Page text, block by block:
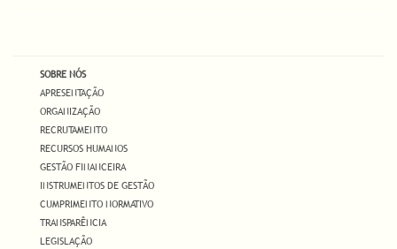
SOBRE NÓS
APRESENTAÇÃO
ORGANIZAÇÃO
RECRUTAMENTO
RECURSOS HUMANOS
GESTÃO FINANCEIRA
INSTRUMENTOS DE GESTÃO
CUMPRIMENTO NORMATIVO
TRANSPARÊNCIA
LEGISLAÇÃO